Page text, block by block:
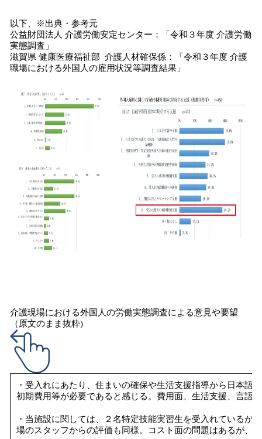
以下、※出典・参考元
公益財団法⼈ 介護労働安定センター：「令和３年度 介護労働
実態調査」
滋賀県 健康医療福祉部 介護⼈材確保係：「令和３年度 介護
職場における外国⼈の雇⽤状況等調査結果」
介護現場における外国人の労働実態調査による意見や要望
（原⽂のまま抜粋)
・受入れにあたり、住まいの確保や生活支援指導から日本語
初期費用等が必要であると感じる。費用面、生活支援、言語
・当施設に関しては、２名特定技能実習生を受入れているが
場のスタッフからの評価も同様。コスト面の問題はあるが、